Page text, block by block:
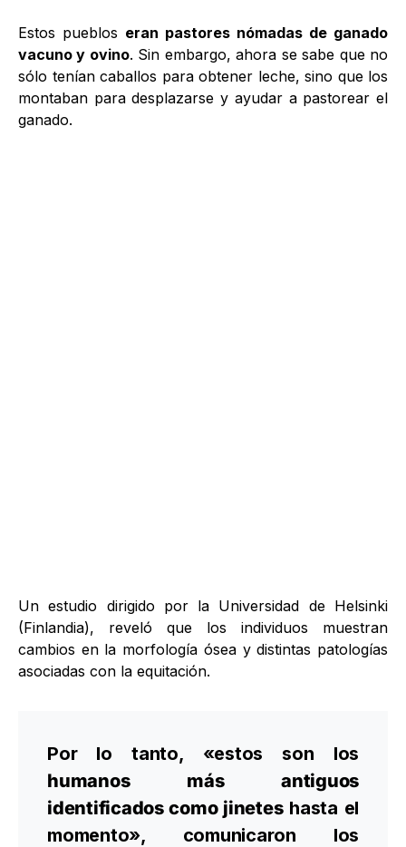
Estos pueblos eran pastores nómadas de ganado
vacuno y ovino. Sin embargo, ahora se sabe que no
sólo tenían caballos para obtener leche, sino que los
montaban para desplazarse y ayudar a pastorear el
ganado.
Un estudio dirigido por la Universidad de Helsinki
(Finlandia), reveló que los individuos muestran
cambios en la morfología ósea y distintas patologías
asociadas con la equitación.
Por lo tanto, «estos son los
humanos más antiguos
identificados como jineteshasta el
momento», comunicaron los